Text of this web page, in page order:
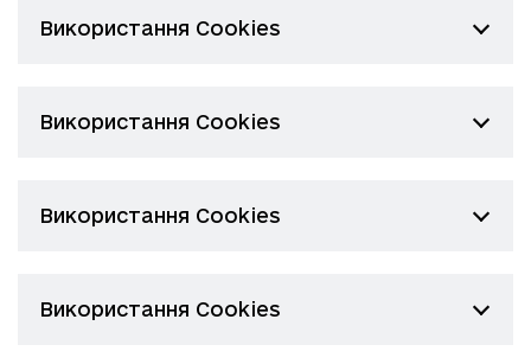
Використання Cookies
Використання Cookies
Використання Cookies
Використання Cookies